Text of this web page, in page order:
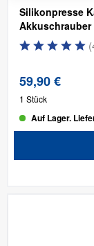
Silikonpresse
Akkuschrauber
(
59,90 €
1 Stück
Auf Lager.